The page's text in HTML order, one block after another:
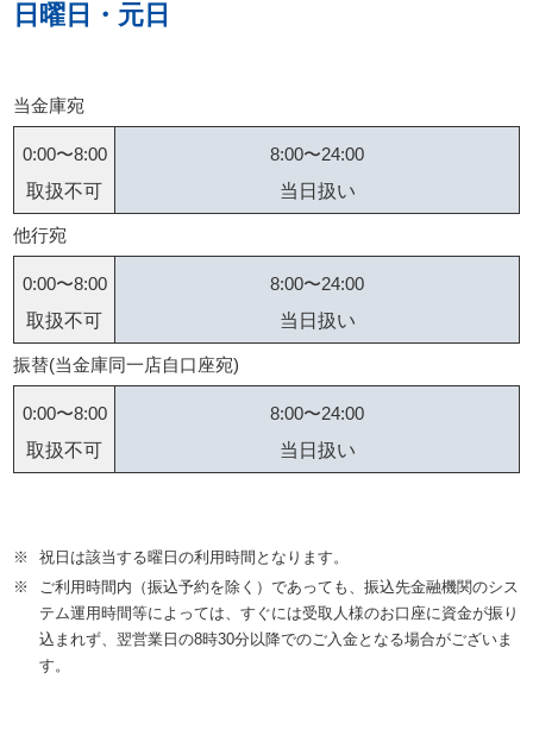
日曜日・元日
当金庫宛
0:00〜8:00
取扱不可
8:00〜24:00
当日扱い
他行宛
0:00〜8:00
取扱不可
8:00〜24:00
当日扱い
振替(当金庫同一店自口座宛)
0:00〜8:00
取扱不可
8:00〜24:00
当日扱い
※
祝日は該当する曜日の利用時間となります。
※
ご利用時間内（振込予約を除く）であっても、振込先金融機関のシス
テム運用時間等によっては、すぐには受取人様のお口座に資金が振り
込まれず、翌営業日の8時30分以降でのご入金となる場合がございま
す。